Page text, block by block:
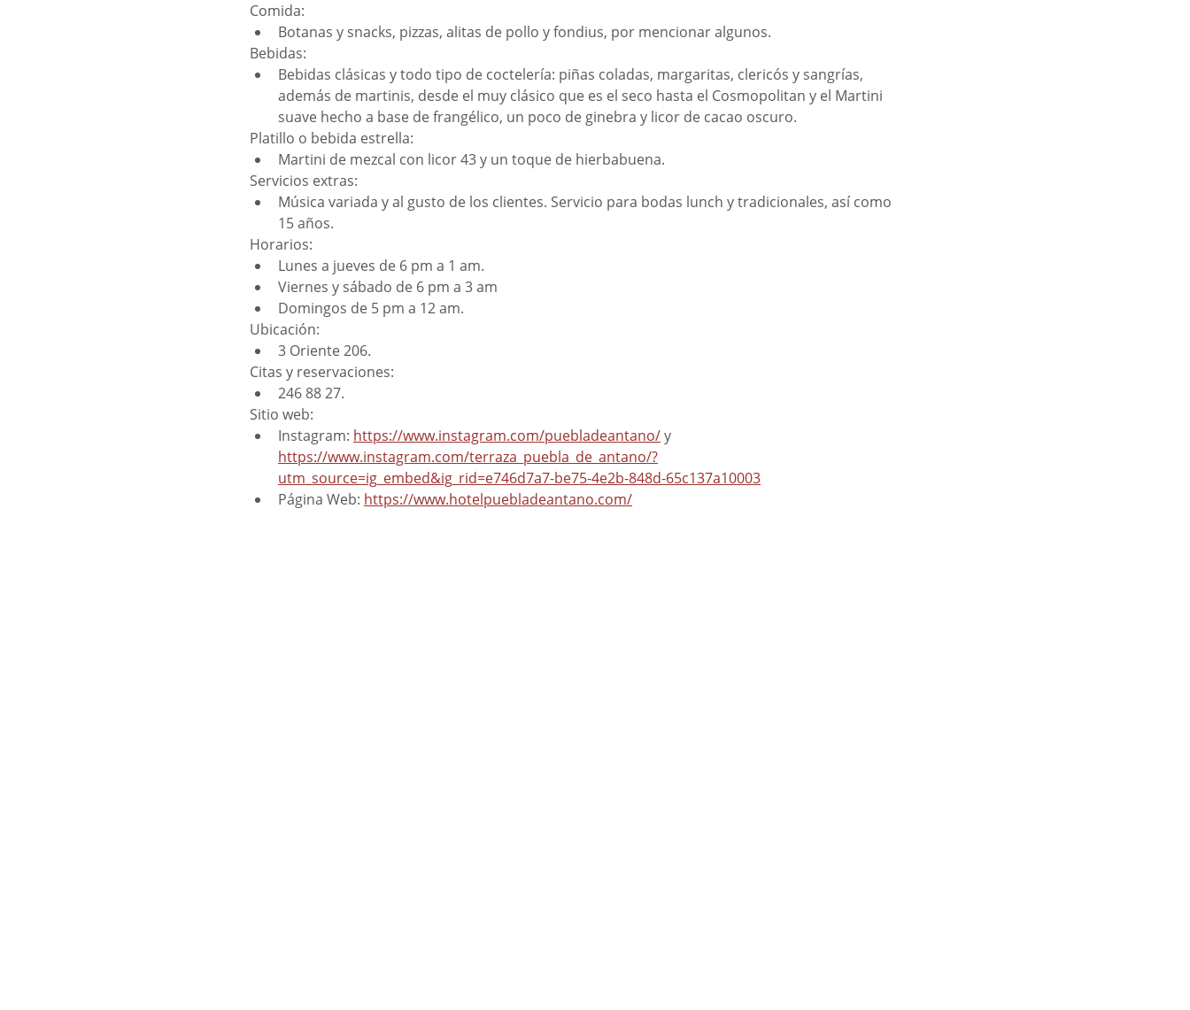
Comida:
Botanas y snacks, pizzas, alitas de pollo y fondius, por mencionar algunos.
Bebidas:
Bebidas clásicas y todo tipo de coctelería: piñas coladas, margaritas, clericós y sangrías,
además de martinis, desde el muy clásico que es el seco hasta el Cosmopolitan y el Martini
suave hecho a base de frangélico, un poco de ginebra y licor de cacao oscuro.
Platillo o bebida estrella:
Martini de mezcal con licor 43 y un toque de hierbabuena.
Servicios extras:
Música variada y al gusto de los clientes. Servicio para bodas lunch y tradicionales, así como
15 años.
Horarios:
Lunes a jueves de 6 pm a 1 am.
Viernes y sábado de 6 pm a 3 am
Domingos de 5 pm a 12 am.
Ubicación:
3 Oriente 206.
Citas y reservaciones:
246 88 27.
Sitio web:
Instagram: https://www.instagram.com/puebladeantano/ y
https://www.instagram.com/terraza_puebla_de_antano/?
utm_source=ig_embed&ig_rid=e746d7a7-be75-4e2b-848d-65c137a10003
Página Web: https://www.hotelpuebladeantano.com/